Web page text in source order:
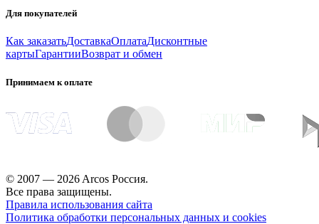
Для покупателей
Как заказатьДоставкаОплатаДисконтные
картыГарантииВозврат и обмен
Принимаем к оплате
© 2007 — 2026 Arcos Россия.
Все права защищены.
Правила использования сайта
Политика обработки персональных данных и cookies